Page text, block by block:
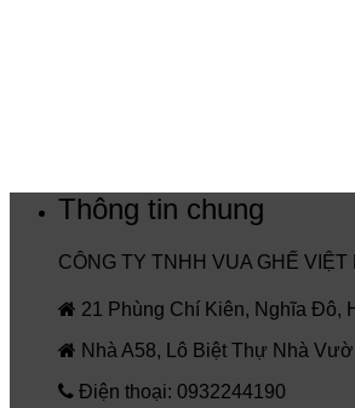
Thông tin chung
CÔNG TY TNHH VUA GHẾ VIỆT
21 Phùng Chí Kiên, Nghĩa Đô,
Nhà A58, Lô Biệt Thự Nhà
Điện thoại: 0932244190